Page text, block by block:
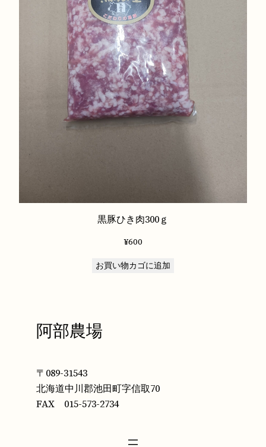
黒豚ひき肉300ｇ
¥600
お買い物カゴに追加
阿部農場
〒089-31543
北海道中川郡池田町字信取70
FAX 015-573-2734